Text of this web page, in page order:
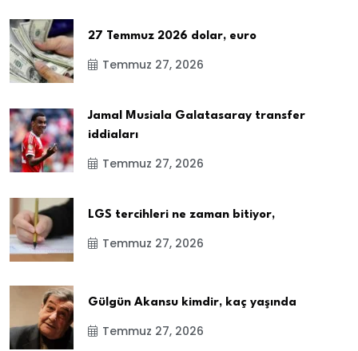
27 Temmuz 2026 dolar, euro
Temmuz 27, 2026
Jamal Musiala Galatasaray transfer
iddiaları
Temmuz 27, 2026
LGS tercihleri ne zaman bitiyor,
Temmuz 27, 2026
Gülgün Akansu kimdir, kaç yaşında
Temmuz 27, 2026